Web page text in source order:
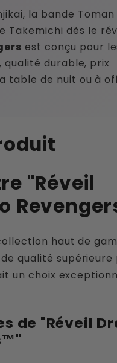
la bande
Takemichi dès le
est conçu pour
qualité durable, prix
table de nuit ou à
"Réveil
haut de
qualité supérieure
un choix
de "Réveil